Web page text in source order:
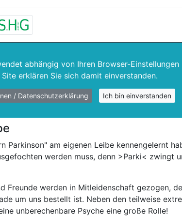
abhängig von Ihren Browser-
erklären Sie sich damit einverstanden.
/ Datenschutzerklärung Ich bin einverstanden
Parkinson" am eigenen Leibe kennengelernt
werden muss, denn >Parki< zwingt
Freunde werden in Mitleidenschaft gezogen,
um uns bestellt ist. Neben den teilweise
unberechenbare Psyche eine große Rolle!